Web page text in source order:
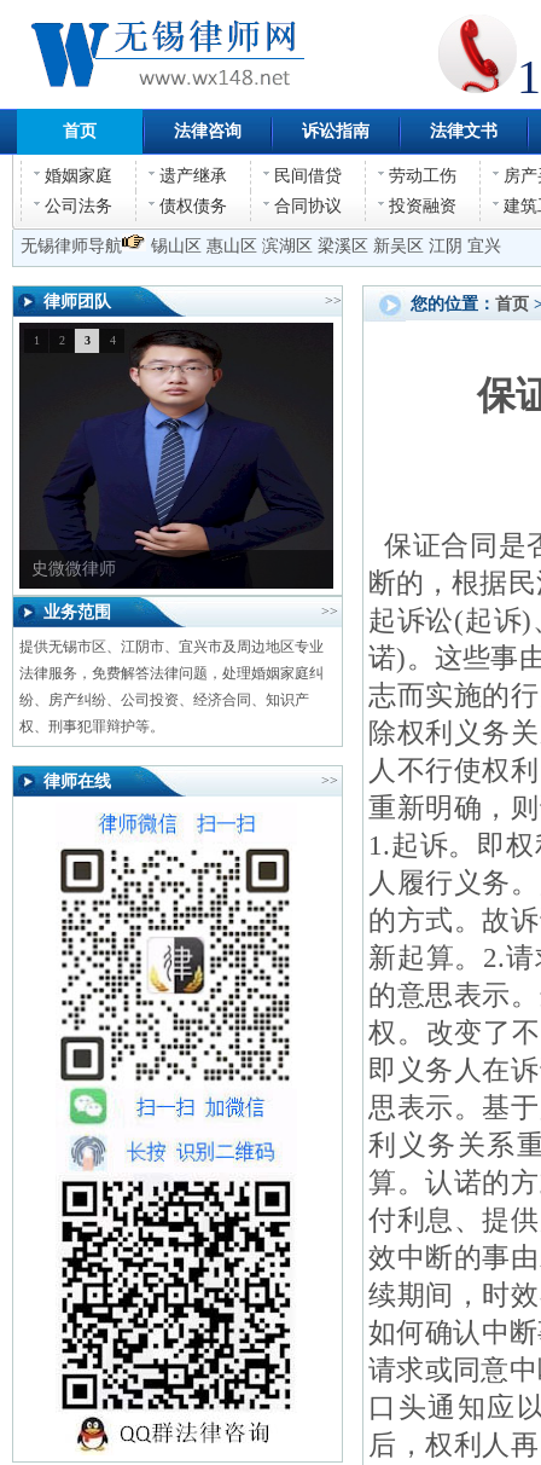
首页 法律咨询 诉讼指南 法律文书
婚姻家庭 遗产继承 民间借贷 劳动工伤
房
公司法务
债权债务 合同协议 投资融资 建筑
无锡律师导航 锡山区 惠山区 滨湖区 梁溪区 新吴区 江阴 宜兴
律师团队 >>
史微微律师
1 2 3 4
业务范围 >>
提供无锡市区、江阴市、宜兴市及周边地区专业
法律服务，免费解答法律问题，处理婚姻家庭纠
纷、房产纠纷、公司投资、经济合同、知识产
权、刑事犯罪辩护等。
律师在线 >>
您的位置： 首页
保
保证合同是
断的，根据
起诉讼(起诉
诺)。这些事
志而实施的
除权利义务
人不行使权
重新明确，
1.起诉。即
人履行义务
的方式。故
新起算。2.
的意思表示
权。改变了
即义务人在
思表示。基
利义务关系
算。认诺的
付利息、提
效中断的事
续期间，时
如何确认中
请求或同意
口头通知应
后，权利人